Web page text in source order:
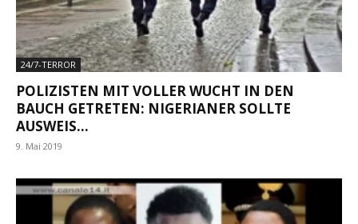
24/7-TERROR
POLIZISTEN MIT VOLLER WUCHT IN DEN
BAUCH GETRETEN: NIGERIANER SOLLTE
AUSWEIS...
9. Mai 2019